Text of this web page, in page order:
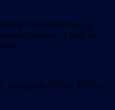
в предвоенные и
старших, и тем, кто
96586. Tel/fax